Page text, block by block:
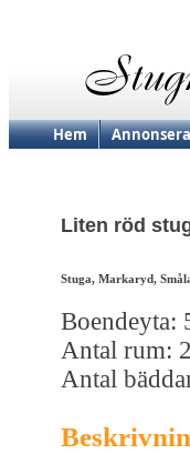
Hem Annonsera
Liten röd
Stuga, Markaryd,
Boendeyta:
Antal rum: 2
Antal